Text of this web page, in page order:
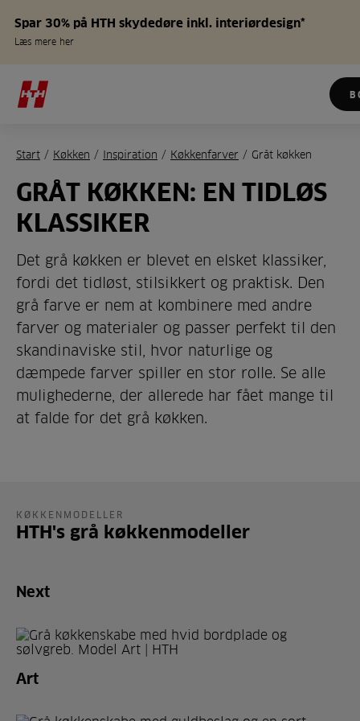
Spar 30% på HTH skydedøre inkl. interiørdesign*
Læs mere her
Start / Køkken / Inspiration / Køkkenfarver / Gråt køkken
GRÅT KØKKEN: EN TIDLØS
KLASSIKER
Det grå køkken er blevet en elsket klassiker,
fordi det tidløst, stilsikkert og praktisk. Den
grå farve er nem at kombinere med andre
farver og materialer og passer perfekt til den
skandinaviske stil, hvor naturlige og
dæmpede farver spiller en stor rolle. Se alle
mulighederne, der allerede har fået mange til
at falde for det grå køkken.
KØKKENMODELLER
HTH's grå køkkenmodeller
Next
Art